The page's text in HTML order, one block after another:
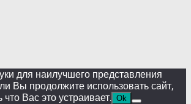
для наилучшего представления
Вы продолжите использовать сайт,
Вас это устраивает.
Ok